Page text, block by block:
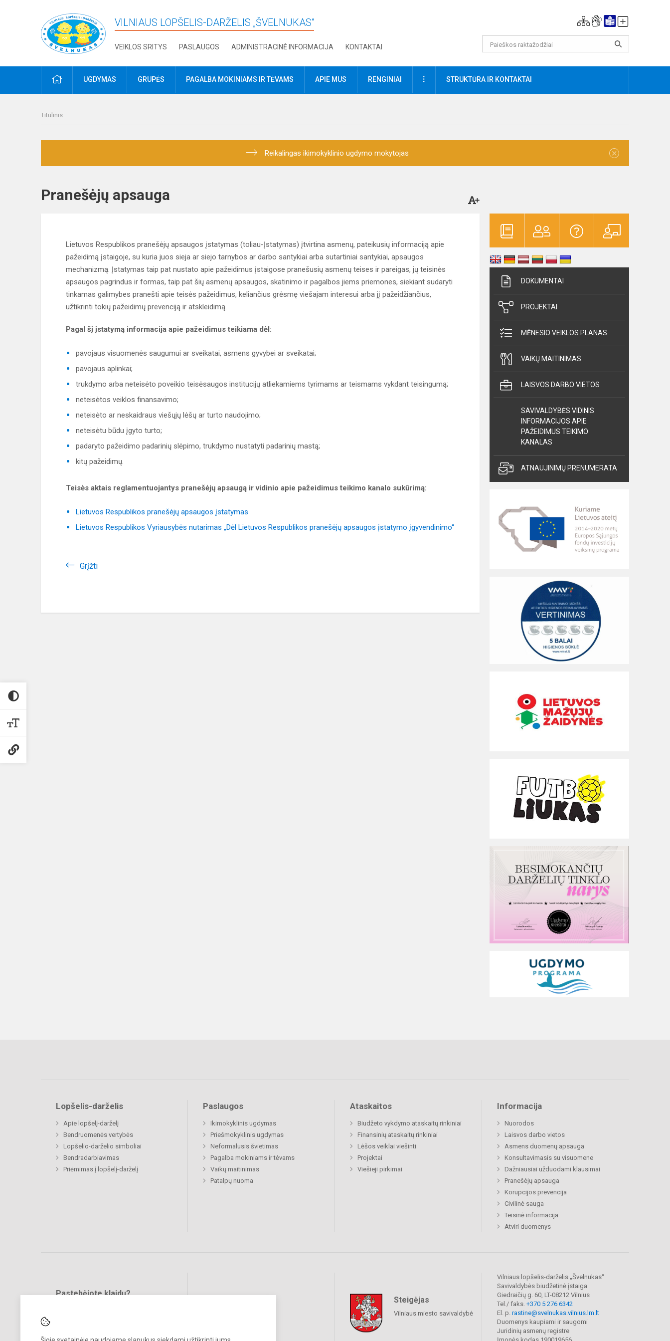
VILNIAUS LOPŠELIS-DARŽELIS „ŠVELNUKAS“
VEIKLOS SRITYS PASLAUGOS ADMINISTRACINĖ INFORMACIJA KONTAKTAI
PRADŽIAUGDYMAS GRUPĖS PAGALBA MOKINIAMS IR TĖVAMS APIE MUS RENGINIAI DAUGIAUSTRUKTŪRA IR KONTAKTAI
Titulinis
Reikalingas ikimokyklinio ugdymo mokytojas ×
Pranešėjų apsauga
Lietuvos Respublikos pranešėjų apsaugos įstatymas (toliau-Įstatymas) įtvirtina asmenų, pateikusių informaciją apie
pažeidimą įstaigoje, su kuria juos sieja ar siejo tarnybos ar darbo santykiai arba sutartiniai santykiai, apsaugos
mechanizmą. Įstatymas taip pat nustato apie pažeidimus įstaigose pranešusių asmenų teises ir pareigas, jų teisinės
apsaugos pagrindus ir formas, taip pat šių asmenų apsaugos, skatinimo ir pagalbos jiems priemones, siekiant sudaryti
tinkamas galimybes pranešti apie teisės pažeidimus, keliančius grėsmę viešajam interesui arba jį pažeidžiančius,
užtikrinti tokių pažeidimų prevenciją ir atskleidimą.
Pagal šį įstatymą informacija apie pažeidimus teikiama dėl:
pavojaus visuomenės saugumui ar sveikatai, asmens gyvybei ar sveikatai;
pavojaus aplinkai;
trukdymo arba neteisėto poveikio teisėsaugos institucijų atliekamiems tyrimams ar teismams vykdant teisingumą;
neteisėtos veiklos finansavimo;
neteisėto ar neskaidraus viešųjų lėšų ar turto naudojimo;
neteisėtu būdu įgyto turto;
padaryto pažeidimo padarinių slėpimo, trukdymo nustatyti padarinių mastą;
kitų pažeidimų.
Teisės aktais reglamentuojantys pranešėjų apsaugą ir vidinio apie pažeidimus teikimo kanalo sukūrimą:
Lietuvos Respublikos pranešėjų apsaugos įstatymas
Lietuvos Respublikos Vyriausybės nutarimas „Dėl Lietuvos Respublikos pranešėjų apsaugos įstatymo įgyvendinimo“
Grįžti
DOKUMENTAI
PROJEKTAI
MĖNESIO VEIKLOS PLANAS
VAIKŲ MAITINIMAS
LAISVOS DARBO VIETOS
SAVIVALDYBĖS VIDINIS
INFORMACIJOS APIE
PAŽEIDIMUS TEIKIMO
KANALAS
ATNAUJINIMŲ PRENUMERATA
Lopšelis-darželis
Apie lopšelį-darželį
Bendruomenės vertybės
Lopšelio-darželio simboliai
Bendradarbiavimas
Priėmimas į lopšelį-darželį
Paslaugos
Ikimokyklinis ugdymas
Priešmokyklinis ugdymas
Neformalusis švietimas
Pagalba mokiniams ir tėvams
Vaikų maitinimas
Patalpų nuoma
Ataskaitos
Biudžeto vykdymo ataskaitų rinkiniai
Finansinių ataskaitų rinkiniai
Lėšos veiklai viešinti
Projektai
Viešieji pirkimai
Informacija
Nuorodos
Laisvos darbo vietos
Asmens duomenų apsauga
Konsultavimasis su visuomene
Dažniausiai užduodami klausimai
Pranešėjų apsauga
Korupcijos prevencija
Civilinė sauga
Teisinė informacija
Atviri duomenys
Pastebėjote klaidų?
Steigėjas
Vilniaus miesto savivaldybė
Vilniaus lopšelis-darželis „Švelnukas“
Savivaldybės biudžetinė įstaiga
Giedraičių g. 60, LT-08212 Vilnius
Tel./ faks. +370 5 276 6342
El. p. rastine@svelnukas.vilnius.lm.lt
Duomenys kaupiami ir saugomi
Juridinių asmenų registre